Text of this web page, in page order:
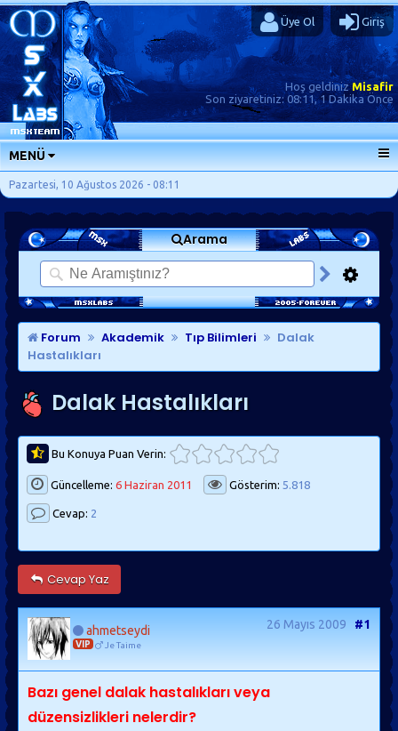
Üye Ol Giriş
Hoş geldinizMisafir
Son ziyaretiniz: 08:11, 1 Dakika Önce
MENÜ
ANA SAYFA
FORUMLAR
SORU-CEVAP
GÜNLÜKLER
SON MESAJLAR
KISAYOLLAR
Pazartesi, 10 Ağustos 2026 - 08:11
Arama
Forum Akademik Tıp Bilimleri
Dalak
Hastalıkları
Dalak Hastalıkları
Bu Konuya Puan Verin:
Güncelleme: 6 Haziran 2011 Gösterim: 5.818
Cevap: 2
Cevap Yaz
ahmetseydi
VIP Je Taime
26 Mayıs 2009 #1
Bazı genel dalak hastalıkları veya
düzensizlikleri nelerdir?